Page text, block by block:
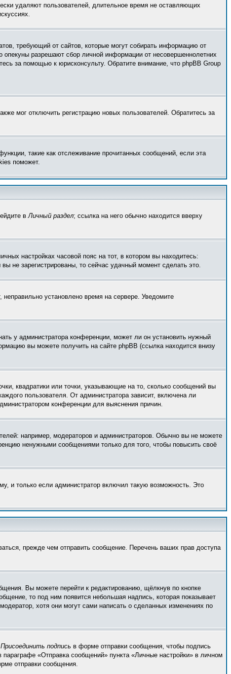
удаляют пользователей, длительное время не оставляющих
требующий от сайтов, которые могут собирать информацию от
разрешают сбор личной информации от несовершеннолетних
за помощью к юрисконсульту. Обратите внимание, что phpBB Group
мог отключить регистрацию новых пользователей. Обратитесь за
такие как отслеживание прочитанных сообщений, если эта
поможет.
вЛичный раздел; ссылка на него обычно находится вверху
настройках часовой пояс на тот, в котором вы находитесь:
не зарегистрированы, то сейчас удачный момент сделать это.
установлено время на сервере. Уведомите
у администратора конференции, может ли он установить нужный
вы можете получить на сайте phpBB (ссылка находится внизу
квадратики или точки, указывающие на то, сколько сообщений вы
пользователя. От администратора зависит, включена ли
конференции для выяснения причин.
например, модераторов и администраторов. Обычно вы не можете
ненужными сообщениями только для того, чтобы повысить своё
и только если администратор включил такую возможность. Это
прежде чем отправить сообщение. Перечень ваших прав доступа
Вы можете перейти к редактированию, щёлкнув по кнопке
то под ним появится небольшая надпись, которая показывает
хотя они могут сами написать о сделанных изменениях по
Присоединить подпись в форме отправки сообщения, чтобы подпись
«Отправка сообщений» пункта «Личные настройки» в личном
отправки сообщения.